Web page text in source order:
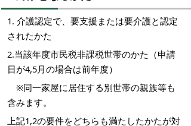
1. 介護認定で、要支援または要介護と認定
されたかた
2.当該年度市民税非課税世帯のかた（申請
日が4,5月の場合は前年度）
※同一家屋に居住する別世帯の親族等も
含みます。
上記1,2の要件をどちらも満たしたかたが対